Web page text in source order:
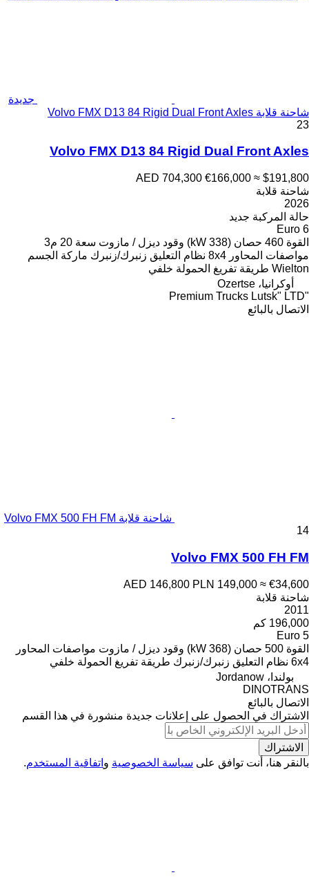
جديدة
شاحنة قلابة Volvo FMX D13 84 Rigid Dual Front Axles
23
Volvo FMX D13 84 Rigid Dual Front Axles
AED 704,300 €166,000 ≈ $191,800
شاحنة قلابة
2026
حالة المركبة جديد
Euro 6
القوة 460 حصان (338 kW) وقود ديزل / مازوت سعة 20 م3
مواصفات المحاور 8x4 نظام التعليق زنبرك/زنبرك ماركة الجسم
Wielton طريقة تفريغ الحمولة خلفي
أوكرانيا، Ozertse
"Premium Trucks Lutsk" LTD
الاتصال بالبائع
شاحنة قلابة Volvo FMX 500 FH FM
14
Volvo FMX 500 FH FM
AED 146,800 PLN 149,000 ≈ €34,600
شاحنة قلابة
2011
196,000 كم
Euro 5
القوة 500 حصان (368 kW) وقود ديزل / مازوت مواصفات المحاور
6x4 نظام التعليق زنبرك/زنبرك طريقة تفريغ الحمولة خلفي
بولندا، Jordanow
DINOTRANS
الاتصال بالبائع
الاشتراك في الحصول على إعلانات جديدة منشورة في هذا القسم
الاشتراك
بالنقر هنا، أنت توافق على سياسة الخصوصية و اتفاقية المستخدم.